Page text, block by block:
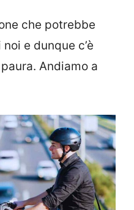
che potrebbe
e dunque c’è
Andiamo a